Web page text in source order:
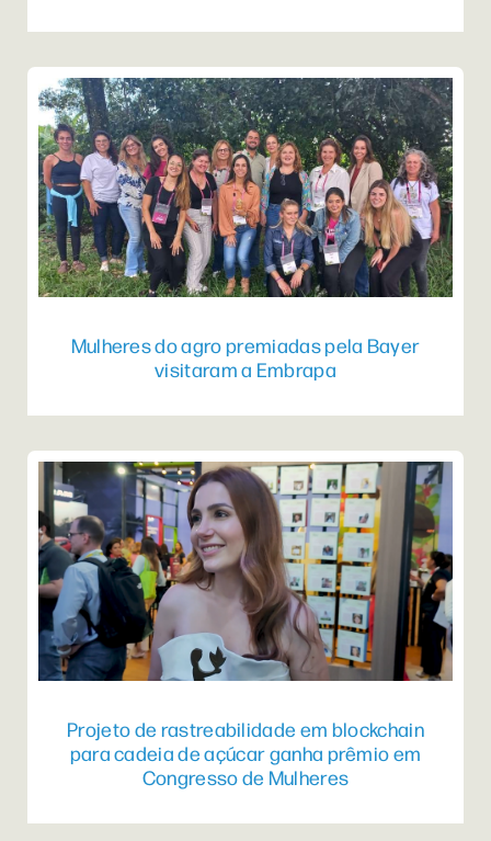
Mulheres do agro premiadas pela Bayer
visitaram a Embrapa
Projeto de rastreabilidade em blockchain
para cadeia de açúcar ganha prêmio em
Congresso de Mulheres